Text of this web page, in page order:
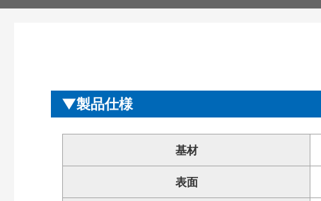
製品仕様
基材
表面